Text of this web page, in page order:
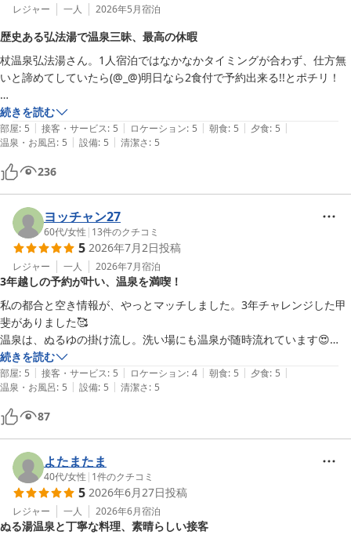
レジャー 一人 2026年5月宿泊
歴史ある弘法湯で温泉三昧、最高の休暇
杖温泉弘法湯さん。1人宿泊ではなかなかタイミングが合わず、仕方無
いと諦めてしていたら(@_@)明日なら2食付で予約出来る!!とポチリ！
楽天では"湯村温泉"と明記してましたが、到着すると"杖温泉？"宿の方
にお話を伺うと、この一帯は湯村温泉。此方は弘法大師が杖を突いたか
ら、杖温泉とされているそうです。平安時代808年開湯とも。
駐車場は広々していて、繁忙期も大丈夫そうです。
施設
とても歴史を感じる事が出来、チリ1つ無い位掃除が行き届いてまし
た。磨き上げられた手摺や板の廊下。上下の移動は階段のみのようです
ね。お部屋は川の音が聞こえる和室、ピーク時ならば¥30000-位しそう
なお部屋です。今回(2食付部屋食¥15000位)では、なかなか無いトイレ
(洗浄機能付き、手を洗う場所付き)、洗面台付き。掛軸や化粧台も有り
ますが、テレビやWi-Fiも完備！冷蔵庫は昔ながらの、"引き出すと課
金"されるタイプの冷蔵庫を、使って課金されないようになってまし
た。
勿論ビール等の飲料も入っているので、お好きな方には嬉しいですね。
私の他にはお客様が居ないのかしら？と言う位足音や壁越しの話し声、
テレビの音等無く、川のせせらぎだけでした。
食事
2食共に部屋食、品数少なめ　普通　豪華と価格差が有ります。今回は
リーズナブルなタイプにしましたが、思ったより充分な量でした。持込
OKなのは確認していたので、道すがら御当地グルメ"馬刺
し"¥1400/100gを部位違いで、50gづつ持込ました。
温泉
続きを読む
部屋: 5 | 接客・サービス: 5 | ロケーション: 5 | 朝食: 5 | 夕食: 5 |
温泉・お風呂: 5 | 設備: 5 | 清潔さ: 5
236
ヨッチャン27
60代/女性 | 13件のクチコミ
5 2026年7月2日投稿
レジャー 一人 2026年7月宿泊
3年越しの予約が叶い、温泉を満喫！
私の都合と空き情報が、やっとマッチしました。3年チャレンジした甲
斐がありました🥰
温泉は、ぬるゆの掛け流し。洗い場にも温泉が随時流れています😍
夜中に貸切風呂にも入れて、大満足でした。
続きを読む
部屋: 5 | 接客・サービス: 5 | ロケーション: 4 | 朝食: 5 | 夕食: 5 |
温泉・お風呂: 5 | 設備: 5 | 清潔さ: 5
87
よたまたま
40代/女性 | 1件のクチコミ
5 2026年6月27日投稿
レジャー 一人 2026年6月宿泊
ぬる湯温泉と丁寧な料理、素晴らしい接客